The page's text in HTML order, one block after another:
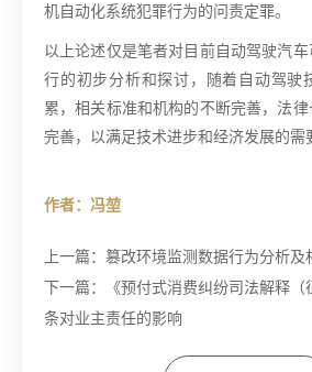
机自动化系统犯罪行为的问责定罪。
以上论述仅是笔者对目前自动驾驶汽
行的初步分析和探讨，随着自动驾驶
累，相关标准和机构的不断完善，法
完善，以满足技术进步和经济发展的需
作者：冯堃
上一篇： 篡改环境监测数据行为分析及
下一篇：
《预付式消费纠纷司法解释
条对业主责任的影响